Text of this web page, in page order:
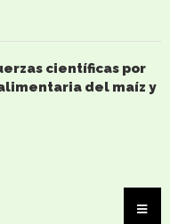
científicas por
del maíz y